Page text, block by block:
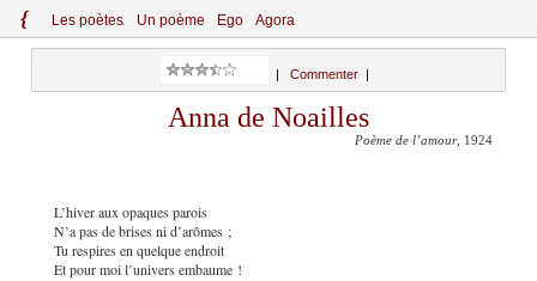
{ Les poètes Un poème Ego Agora
Commenter
Anna de Noailles
Poème de l’amour, 1924
L’hiver aux opaques parois
N’a pas de brises ni d’arômes ;
Tu respires en quelque endroit
Et pour moi l’univers embaume !